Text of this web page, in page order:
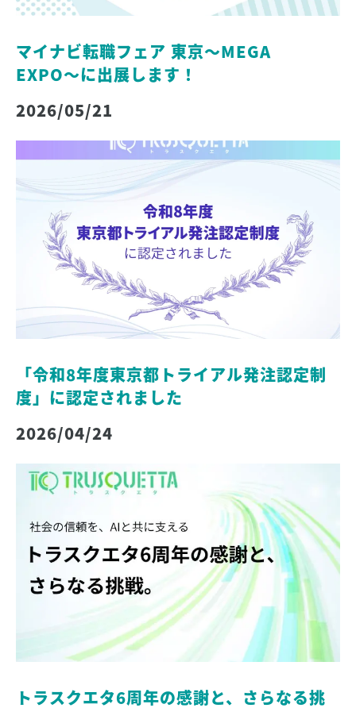
マイナビ転職フェア 東京〜MEGA
EXPO〜に出展します！
2026/05/21
「令和8年度東京都トライアル発注認定制
度」に認定されました
2026/04/24
トラスクエタ6周年の感謝と、さらなる挑